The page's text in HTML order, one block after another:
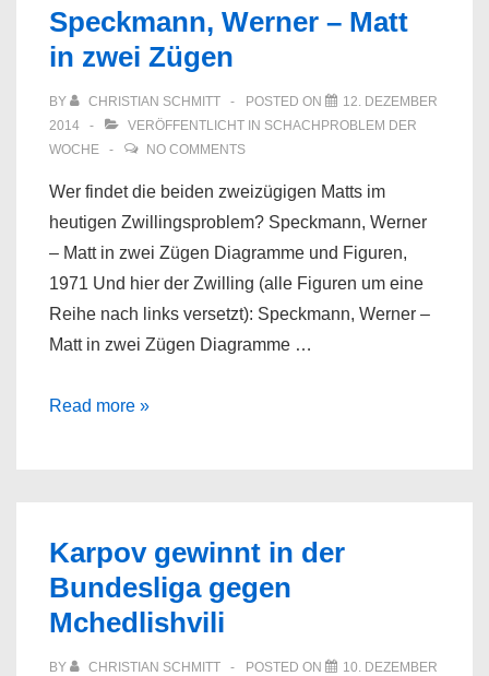
Speckmann, Werner – Matt
in zwei Zügen
BY CHRISTIAN SCHMITT POSTED ON
12. DEZEMBER
2014
VERÖFFENTLICHT IN SCHACHPROBLEM DER
WOCHE
NO COMMENTS
Wer findet die beiden zweizügigen Matts im
heutigen Zwillingsproblem? Speckmann, Werner
– Matt in zwei Zügen Diagramme und Figuren,
1971 Und hier der Zwilling (alle Figuren um eine
Reihe nach links versetzt): Speckmann, Werner –
Matt in zwei Zügen Diagramme …
Speckmann,
zwei
Zügen
Read more »
Karpov gewinnt in der
Bundesliga gegen
Mchedlishvili
BY CHRISTIAN SCHMITT POSTED ON
10. DEZEMBER